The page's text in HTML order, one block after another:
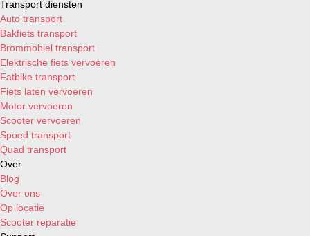
Transport diensten
Auto transport
Bakfiets transport
Brommobiel transport
Elektrische fiets vervoeren
Fatbike transport
Fiets laten vervoeren
Motor vervoeren
Scooter vervoeren
Spoed transport
Quad transport
Over
Blog
Over ons
Op locatie
Scooter reparatie